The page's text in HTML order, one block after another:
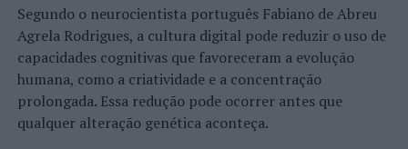
Segundo o neurocientista português Fabiano de Abreu
Agrela Rodrigues, a cultura digital pode reduzir o uso de
capacidades cognitivas que favoreceram a evolução
humana, como a criatividade e a concentração
prolongada. Essa redução pode ocorrer antes que
qualquer alteração genética aconteça.